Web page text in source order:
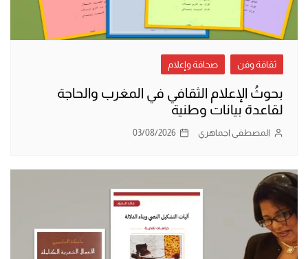
ثقافة وفن صحافة وإعلام
بحوثُ الإعلام الثقافي في المغرب والحاجة
لقاعدة بيانات وطنية
المصطفى اجماهري 03/08/2026